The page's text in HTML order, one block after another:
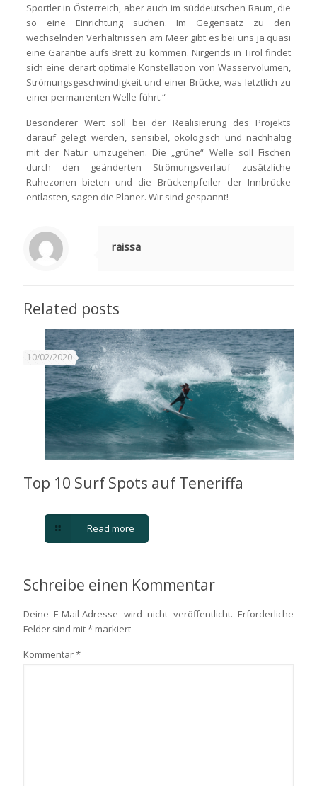
Sportler in Österreich, aber auch im süddeutschen Raum, die
so eine Einrichtung suchen. Im Gegensatz zu den
wechselnden Verhältnissen am Meer gibt es bei uns ja quasi
eine Garantie aufs Brett zu kommen. Nirgends in Tirol findet
sich eine derart optimale Konstellation von Wasservolumen,
Strömungsgeschwindigkeit und einer Brücke, was letztlich zu
einer permanenten Welle führt.“
Besonderer Wert soll bei der Realisierung des Projekts
darauf gelegt werden, sensibel, ökologisch und nachhaltig
mit der Natur umzugehen. Die „grüne“ Welle soll Fischen
durch den geänderten Strömungsverlauf zusätzliche
Ruhezonen bieten und die Brückenpfeiler der Innbrücke
entlasten, sagen die Planer. Wir sind gespannt!
raissa
Related posts
10/02/2020
Top 10 Surf Spots auf Teneriffa
Read more
Schreibe einen Kommentar
Deine E-Mail-Adresse wird nicht veröffentlicht. Erforderliche
Felder sind mit* markiert
Kommentar*